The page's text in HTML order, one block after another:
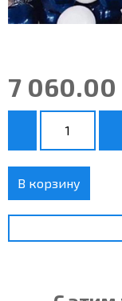
7 060.00
В корзину